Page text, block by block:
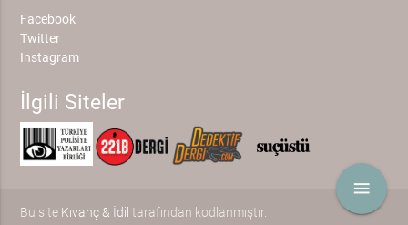
menu
Facebook
Twitter
Instagram
İlgili Siteler
Bu site Kıvanç & İdil tarafından kodlanmıştır.